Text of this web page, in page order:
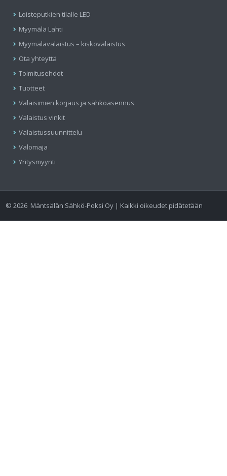
Loisteputkien tilalle LED
Myymälä Lahti
Myymälävalaistus – kiskovalaistus
Ota yhteyttä
Toimitusehdot
Tuotteet
Valaisimien korjaus ja sähköasennus
Valaistus vinkit
Valaistussuunnittelu
Valomaja
Yritysmyynti
©2026 Mäntsälän Sähkö-Poksi Oy | Kaikki oikeudet pidätetään